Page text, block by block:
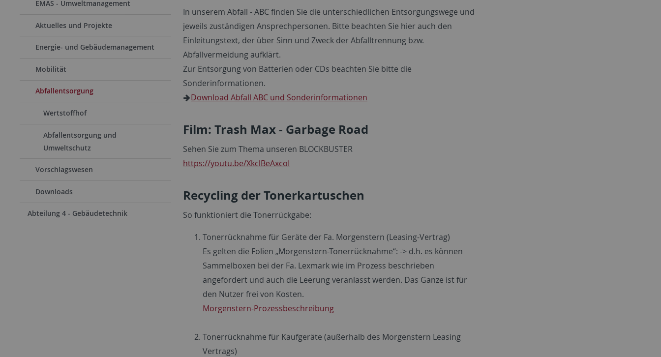
EMAS - Umweltmanagement
Aktuelles und Projekte
Energie- und Gebäudemanagement
Mobilität
Abfallentsorgung
Wertstoffhof
Abfallentsorgung und
Umweltschutz
Vorschlagswesen
Downloads
Abteilung 4 - Gebäudetechnik
In unserem Abfall - ABC finden Sie die unterschiedlichen Entsorgungswege und
jeweils zuständigen Ansprechpersonen. Bitte beachten Sie hier auch den
Einleitungstext, der über Sinn und Zweck der Abfalltrennung bzw.
Abfallvermeidung aufklärt.
Zur Entsorgung von Batterien oder CDs beachten Sie bitte die
Sonderinformationen.
Download Abfall ABC und Sonderinformationen
Film: Trash Max - Garbage Road
Sehen Sie zum Thema unseren BLOCKBUSTER
https://youtu.be/XkclBeAxcoI
Recycling der Tonerkartuschen
So funktioniert die Tonerrückgabe:
Tonerrücknahme für Geräte der Fa. Morgenstern (Leasing-Vertrag)
Es gelten die Folien „Morgenstern-Tonerrücknahme“: -> d.h. es können
Sammelboxen bei der Fa. Lexmark wie im Prozess beschrieben
angefordert und auch die Leerung veranlasst werden. Das Ganze ist für
den Nutzer frei von Kosten.
Morgenstern-Prozessbeschreibung
Tonerrücknahme für Kaufgeräte (außerhalb des Morgenstern Leasing
Vertrags)